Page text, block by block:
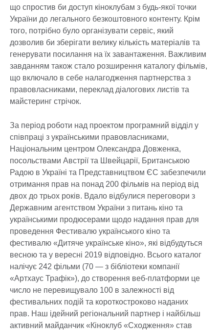
що спростив би доступ кіноклубам з будь-якої точки
України до легального безкоштовного контенту. Крім
того, потрібно було організувати сервіс, який
дозволив би зберігати велику кількість матеріалів та
генерувати посилання на їх завантаження. Важливим
завданням також стало розширення каталогу фільмів,
що включало в себе налагодження партнерства з
правовласниками, переклад діалогових листів та
майстеринг стрічок.
За період роботи над проектом програмний відділ у
співпраці з українськими правовласниками,
Національним центром Олександра Довженка,
посольствами Австрії та Швейцарії, Британською
Радою в Україні та Представництвом ЄС забезпечили
отримання прав на понад 200 фільмів на період від
двох до трьох років. Вдало відбулися переговори з
Державним агентством України з питань кіно та
українськими продюсерами щодо надання прав для
проведення Фестивалю українського кіно та
фестивалю «Дитяче українське кіно», які відбудуться
весною та у вересні 2019 відповідно. Всього каталог
налічує 242 фільми (70 — з бібліотеки компанії
«Артхаус Трафік»), до створення веб-платформи це
число не перевищувало 100 в залежності від
фестивальних подій та короткостроково наданих
прав. Наш ідейний регіональний партнер і найбільш
активний майданчик «Кіноклуб «Сходження» став